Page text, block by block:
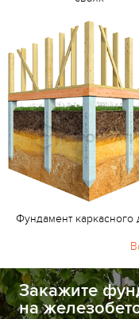
Фундамент каркасного
Закажите
на